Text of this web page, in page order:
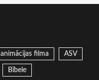
animācijas filma ASV
Bībele